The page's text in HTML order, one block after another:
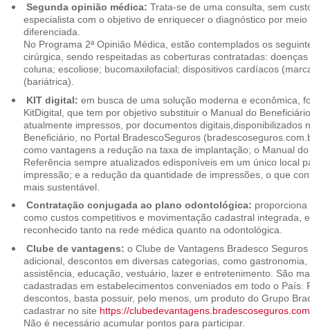
Segunda opinião médica: Trata-se de uma consulta, sem
especialista com o objetivo de enriquecer o diagnóstico por
diferenciada.
No Programa 2ª Opinião Médica, estão contemplados os
cirúrgica, sendo respeitadas as coberturas contratadas:
coluna; escoliose; bucomaxilofacial; dispositivos cardíacos
(bariátrica).
KIT digital: em busca de uma solução moderna e econômica,
KitDigital, que tem por objetivo substituir o Manual do
atualmente impressos, por documentos digitais,disponibilizados
Beneficiário, no Portal BradescoSeguros
como vantagens a redução na taxa de implantação; o Manual
Referência sempre atualizados edisponíveis em um único local
impressão; e a redução da quantidade de impressões, o que
mais sustentável.
Contratação conjugada ao plano odontológica:
como custos competitivos e movimentação cadastral integrada,
reconhecido tanto na rede médica quanto na odontológica.
Clube de vantagens: o Clube de Vantagens Bradesco
adicional, descontos em diversas categorias, como
assistência, educação, vestuário, lazer e entretenimento. São
cadastradas em estabelecimentos conveniados em todo o País.
descontos, basta possuir, pelo menos, um produto do Grupo
cadastrar no site https://
Não é necessário acumular pontos para participar.